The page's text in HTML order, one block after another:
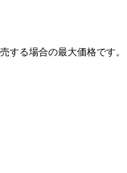
する場合の最大価格です。